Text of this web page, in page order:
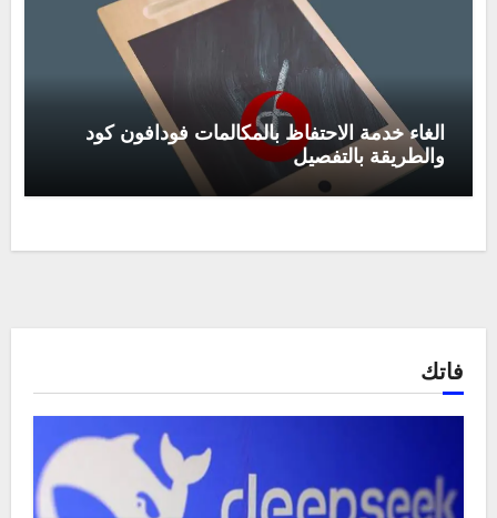
الغاء خدمة الاحتفاظ بالمكالمات فودافون كود
والطريقة بالتفصيل
فاتك